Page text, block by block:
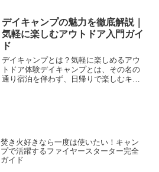
った特別な思い出を作ることができま
す。京都着物レンタル夢館は...
デイキャンプの魅力を徹底解説｜
気軽に楽しむアウトドア入門ガイ
ド
デイキャンプとは？気軽に楽しめるアウ
トドア体験デイキャンプとは、その名の
通り宿泊を伴わず、日帰りで楽しむキャ
焚き火好きなら一度は使いたい！キャン
プで活躍するファイヤースターター完全
ガイド